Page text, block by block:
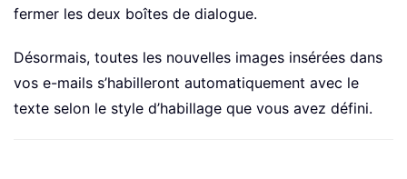
fermer les deux boîtes de dialogue.
Désormais, toutes les nouvelles images insérées dans
vos e-mails s’habilleront automatiquement avec le
texte selon le style d’habillage que vous avez défini.